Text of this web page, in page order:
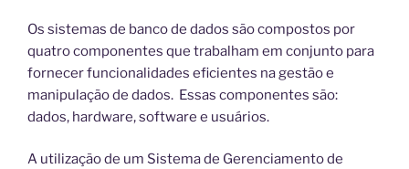
Os sistemas de banco de dados são compostos por
quatro componentes que trabalham em conjunto para
fornecer funcionalidades eficientes na gestão e
manipulação de dados. Essas componentes são:
dados, hardware, software e usuários.
A utilização de um Sistema de Gerenciamento de